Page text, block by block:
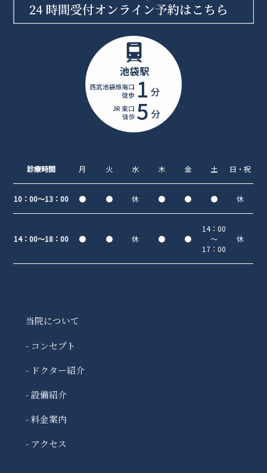
診療時間 月 火 水 木 金 土 日・祝
10：00～13：00 ● ● 休 ● ● ● 休
14：00～18：00 ● ● 休 ● ●
14：00
～
17：00
休
当院について
- コンセプト
- ドクター紹介
- 設備紹介
- 料金案内
- アクセス